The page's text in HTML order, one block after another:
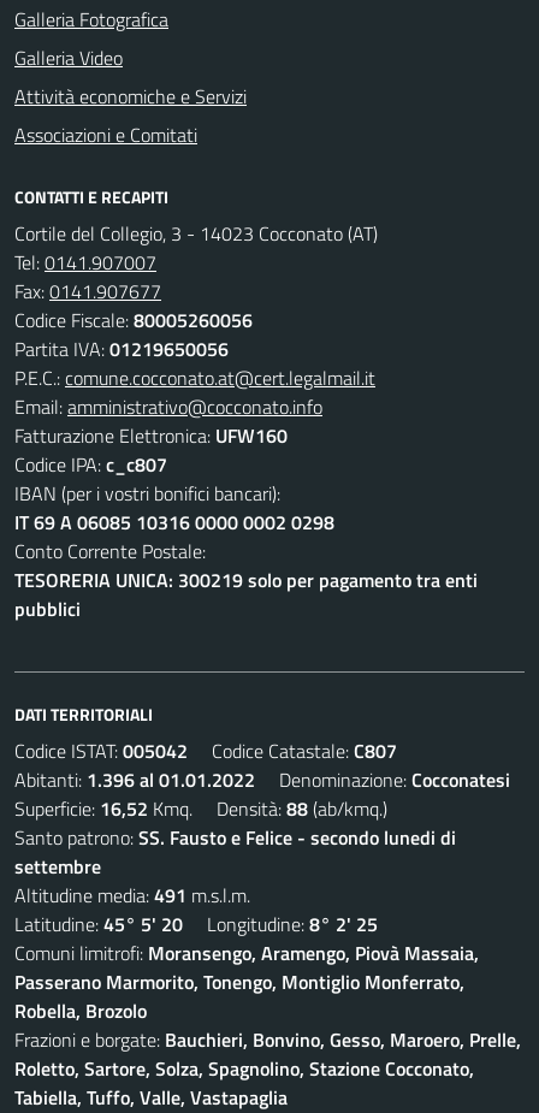
Galleria Fotografica
Galleria Video
Attività economiche e Servizi
Associazioni e Comitati
CONTATTI E RECAPITI
Cortile del Collegio, 3 - 14023 Cocconato (AT)
Tel:0141.907007
Fax:0141.907677
Codice Fiscale:80005260056
Partita IVA:01219650056
P.E.C.:comune.cocconato.at@cert.legalmail.it
Email:amministrativo@cocconato.info
Fatturazione Elettronica: UFW160
Codice IPA:c_c807
IBAN (per i vostri bonifici bancari):
IT 69 A 06085 10316 0000 0002 0298
Conto Corrente Postale:
TESORERIA UNICA: 300219 solo per pagamento tra enti
pubblici
DATI TERRITORIALI
Codice ISTAT:005042 Codice Catastale:C807
Abitanti: 1.396 al 01.01.2022 Denominazione:Cocconatesi
Superficie: 16,52 Kmq. Densità:88(ab/kmq.)
Santo patrono:SS. Fausto e Felice - secondo lunedi di
settembre
Altitudine media:491 m.s.l.m.
Latitudine:45° 5' 20 Longitudine:8° 2' 25
Comuni limitrofi: Moransengo, Aramengo, Piovà Massaia,
Passerano Marmorito, Tonengo, Montiglio Monferrato,
Robella, Brozolo
Frazioni e borgate: Bauchieri, Bonvino, Gesso, Maroero, Prelle,
Roletto, Sartore, Solza, Spagnolino, Stazione Cocconato,
Tabiella, Tuffo, Valle, Vastapaglia